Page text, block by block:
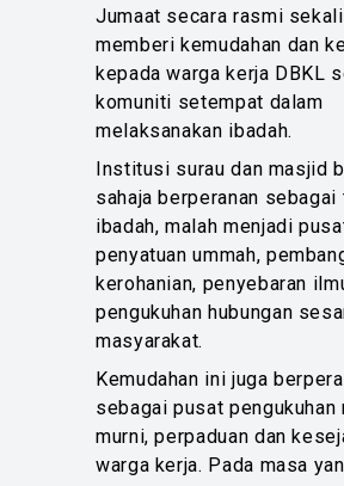
Jumaat secara rasmi
memberi kemudahan dan
kepada warga kerja DBKL
komuniti setempat dalam
melaksanakan ibadah.
Institusi surau dan masjid
sahaja berperanan sebagai
ibadah, malah menjadi
penyatuan ummah,
kerohanian, penyebaran
pengukuhan hubungan
masyarakat.
Kemudahan ini juga
sebagai pusat
murni, perpaduan dan
warga kerja. Pada masa